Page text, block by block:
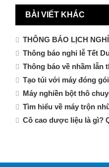
BÀI VIẾT KHÁC
THÔNG BÁO LỊCH
Thông báo nghỉ lễ Tết
Thông báo về nhầm lẫn
Tạo túi với máy đóng
Máy nghiền bột thô
Tìm hiểu về máy trộn
Cô cao dược liệu là gì?